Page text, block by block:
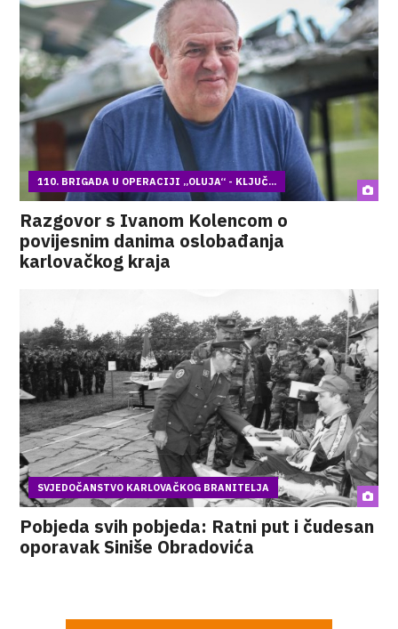
110. BRIGADA U OPERACIJI „OLUJA“ - KLJUČ...
Razgovor s Ivanom Kolencom o
povijesnim danima oslobađanja
karlovačkog kraja
SVJEDOČANSTVO KARLOVAČKOG BRANITELJA
Pobjeda svih pobjeda: Ratni put i čudesan
oporavak Siniše Obradovića